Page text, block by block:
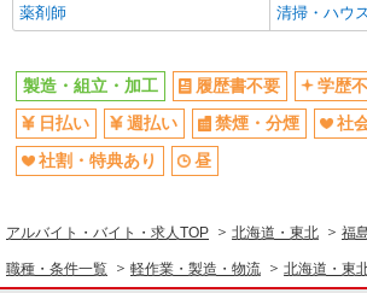
キープ 詳
派遣社員
株式会社テクノ・サービス/お仕事No/0901489
ICカード製造
時給1050円交通費全額支
福島県福島市 ＊車・バ
薬剤師
清掃・ハウ
製造・組立・加工 履歴書不要 学歴
日払い
週払い 禁煙・分煙
社
社割・特典あり
昼
アルバイト・バイト・求人TOP 北海道・東北 福
職種・条件一覧 軽作業・製造・物流 北海道・東